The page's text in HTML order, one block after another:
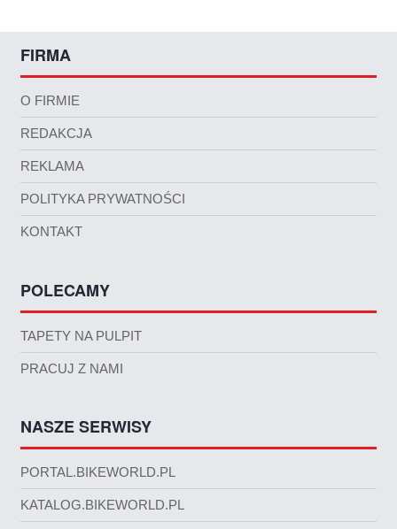
FIRMA
O FIRMIE
REDAKCJA
REKLAMA
POLITYKA PRYWATNOŚCI
KONTAKT
POLECAMY
TAPETY NA PULPIT
PRACUJ Z NAMI
NASZE SERWISY
PORTAL.BIKEWORLD.PL
KATALOG.BIKEWORLD.PL